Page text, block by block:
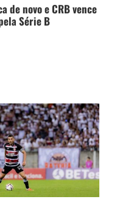
de novo e CRB vence
Série B